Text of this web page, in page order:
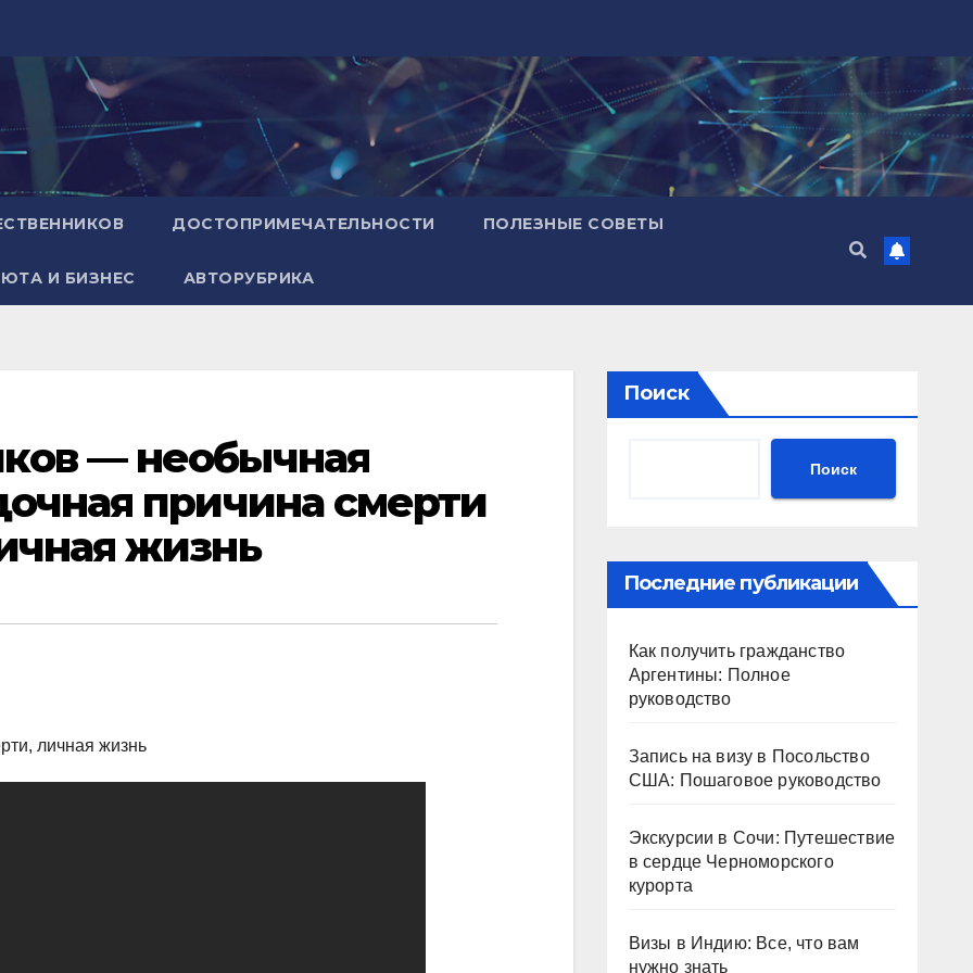
ДОСТОПРИМЕЧАТЕЛЬНОСТИ ПОЛЕЗНЫЕ СОВЕТЫ
И БИЗНЕС АВТОРУБРИКА
— необычная
причина смерти
жизнь
Поиск
Поиск
Последние публикации
Как получить гражданство
Аргентины: Полное
руководство
Запись на визу в Посольство
США: Пошаговое руководство
Экскурсии в Сочи: Путешествие
в сердце Черноморского
курорта
Визы в Индию: Все, что вам
нужно знать